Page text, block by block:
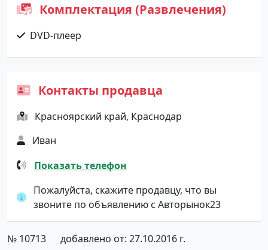
Комплектация (Развлечения)
DVD-плеер
Контакты продавца
Красноярский край, Краснодар
Иван
Показать телефон
Пожалуйста, скажите продавцу, что вы
звоните по объявлению с Авторынок23
№ 10713
добавлено от: 27.10.2016 г.